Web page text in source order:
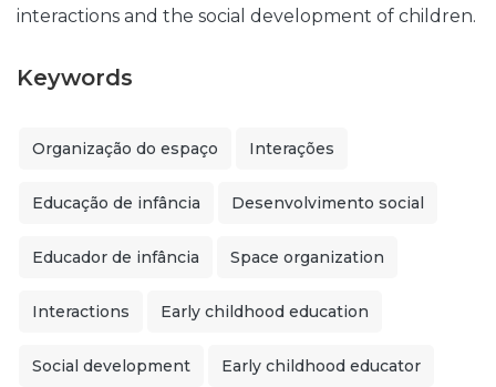
interactions and the social development of children.
Keywords
Organização do espaço Interações
Educação de infância Desenvolvimento social
Educador de infância Space organization
Interactions Early childhood education
Social development Early childhood educator